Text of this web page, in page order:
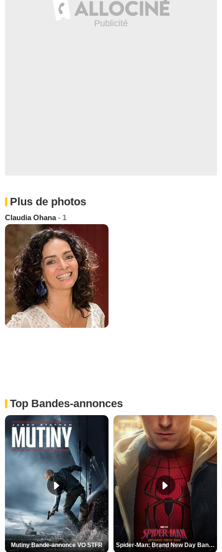
Plus de photos
Claudia Ohana- 1
Top Bandes-annonces
Mutiny Bande-annonce VO STFR Spider-Man: Brand New Day Bande-annonce VO STFR